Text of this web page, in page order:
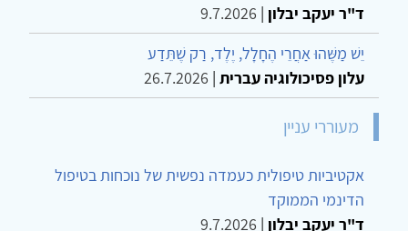
ד"ר יעקב יבלון |
9.7.2026
יֵשׁ מַשֶּׁהוּ אַחֲרֵי הֶחָלָל, יֶלֶד, רַק שֶׁתֵּדַע
עלון פסיכולוגיה עברית |
26.7.2026
מעוררי עניין
אקטיביות טיפולית כעמדה נפשית של נוכחות בטיפול
הדינמי הממוקד
ד"ר יעקב יבלון |
9.7.2026